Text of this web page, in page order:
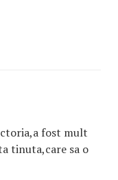
fost mult
tinuta,care sa o